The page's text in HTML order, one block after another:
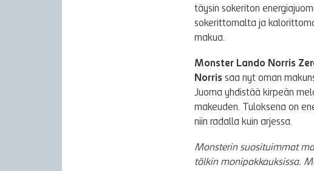
täysin sokeriton
sokerittomalta ja
makua.
Monster Lando Norris
Norris saa nyt oman
Juoma yhdistää kirpeän
makeuden. Tuloksena on
niin radalla kuin arjessa.
Monsterin suosituimmat
tölkin monipakkauksissa.